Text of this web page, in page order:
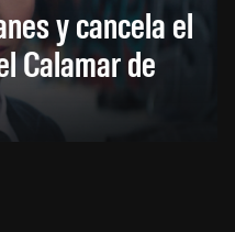
y cancela el
Calamar de